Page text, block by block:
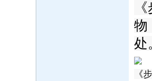
物
处
《